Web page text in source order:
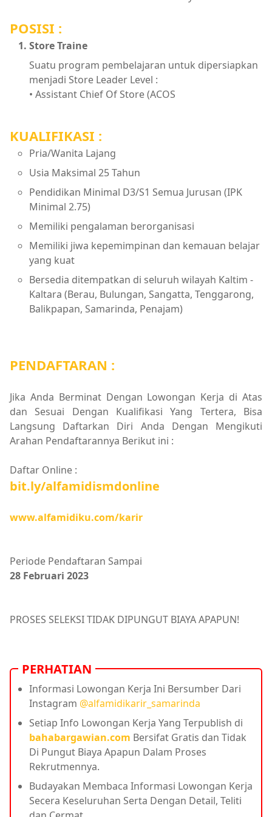
POSISI :
Store Traine
Suatu program pembelajaran untuk dipersiapkan
menjadi Store Leader Level :
• Assistant Chief Of Store (ACOS
KUALIFIKASI :
Pria/Wanita Lajang
Usia Maksimal 25 Tahun
Pendidikan Minimal D3/S1 Semua Jurusan (IPK
Minimal 2.75)
Memiliki pengalaman berorganisasi
Memiliki jiwa kepemimpinan dan kemauan belajar
yang kuat
Bersedia ditempatkan di seluruh wilayah Kaltim -
Kaltara (Berau, Bulungan, Sangatta, Tenggarong,
Balikpapan, Samarinda, Penajam)
PENDAFTARAN :
Jika Anda Berminat Dengan Lowongan Kerja di Atas
dan Sesuai Dengan Kualifikasi Yang Tertera, Bisa
Langsung Daftarkan Diri Anda Dengan Mengikuti
Arahan Pendaftarannya Berikut ini :
Daftar Online :
bit.ly/alfamidismdonline
www.alfamidiku.com/karir
Periode Pendaftaran Sampai
28 Februari 2023
PROSES SELEKSI TIDAK DIPUNGUT BIAYA APAPUN!
PERHATIAN
Informasi Lowongan Kerja Ini Bersumber Dari
Instagram @alfamidikarir_samarinda
Setiap Info Lowongan Kerja Yang Terpublish di
bahabargawian.com Bersifat Gratis dan Tidak
Di Pungut Biaya Apapun Dalam Proses
Rekrutmennya.
Budayakan Membaca Informasi Lowongan Kerja
Secera Keseluruhan Serta Dengan Detail, Teliti